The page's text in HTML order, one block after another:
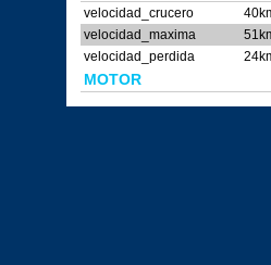
velocidad_crucero
velocidad_maxima
velocidad_perdida
MOTOR